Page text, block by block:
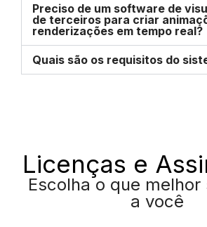
Preciso de um software de
de terceiros para criar
renderizações em tempo real?
Quais são os requisitos do
Licenças e
Escolha o que
a você